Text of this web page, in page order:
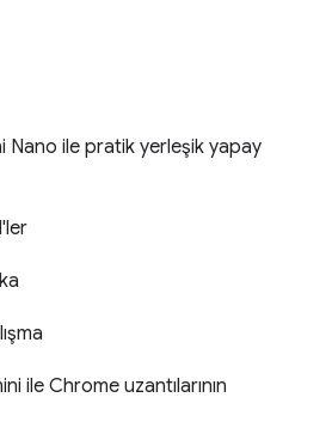
Nano ile pratik yerleşik yapay
ile Chrome uzantılarının